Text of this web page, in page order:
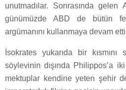
unutmadılar. Sonrasında gelen
günümüzde ABD de bütün
argümanını kullanmaya devam
İsokrates yukarıda bir
söylevinin dışında Philippos’a
mektuplar kendine yeten şehir